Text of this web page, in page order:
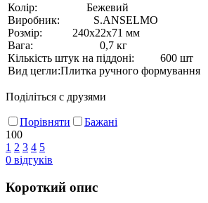
Колір:
Бежевий
Виробник:
S.ANSELMO
Розмір:
240х22х71 мм
Вага:
0,7 кг
Кількість штук на піддоні:
600 шт
Вид цегли:Плитка ручного формування
Поділіться с друзями
Порівняти
Бажані
100
1 2 3 4 5
0 відгуків
Короткий опис